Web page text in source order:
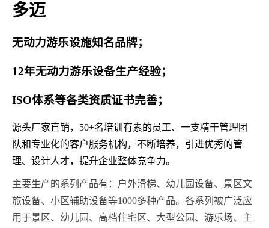
多迈
无动力游乐设施知名品牌；
12年无动力游乐设备生产经验；
ISO体系等各类资质证书完善；
源头厂家直销，50+名培训有素的员工、一支精干管理团
队和专业化的客户服务机构，不断培养，引进优秀的管
理、设计人才，提升企业整体竞争力。
主要生产的系列产品有：户外滑梯、幼儿园设备、景区文
旅设备、小区辅助设备等1000多种产品。各系列被广泛应
用于景区、幼儿园、高档住宅区、大型公园、游乐场、主